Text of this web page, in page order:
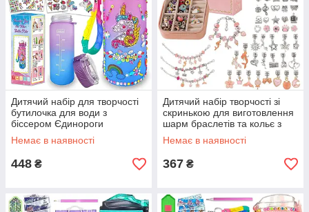
Дитячий набір для творчості
бутилочка для води з
біссером Єдинороги
Немає в наявності
448 ₴
Дитячий набір творчості зі
скринькою для виготовлення
шарм браслетів та кольє з
намистин (у наборі 67
елементів: 3 браслети, 3
Немає в наявності
367 ₴